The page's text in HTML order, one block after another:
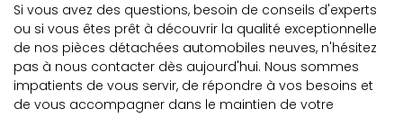
Si vous avez des questions, besoin de conseils d'experts
ou si vous êtes prêt à découvrir la qualité exceptionnelle
de nos pièces détachées automobiles neuves, n'hésitez
pas à nous contacter dès aujourd'hui. Nous sommes
impatients de vous servir, de répondre à vos besoins et
de vous accompagner dans le maintien de votre